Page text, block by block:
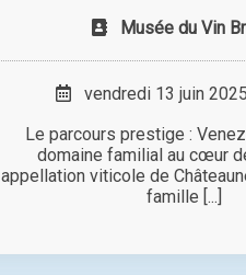
Musée du Vin
vendredi 13 juin
Le parcours prestige :
domaine familial au cœur
appellation viticole de
famille [...]